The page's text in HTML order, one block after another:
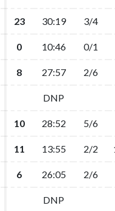
23 30:19 3/4
0 10:46 0/1
8 27:57 2/6
DNP
10 28:52 5/6
11 13:55 2/2
6 26:05 2/6
DNP
23 30:19 3/4
0 10:46 0/1
8 27:57 2/6
DNP
10 28:52 5/6
11 13:55 2/2
6 26:05 2/6
DNP